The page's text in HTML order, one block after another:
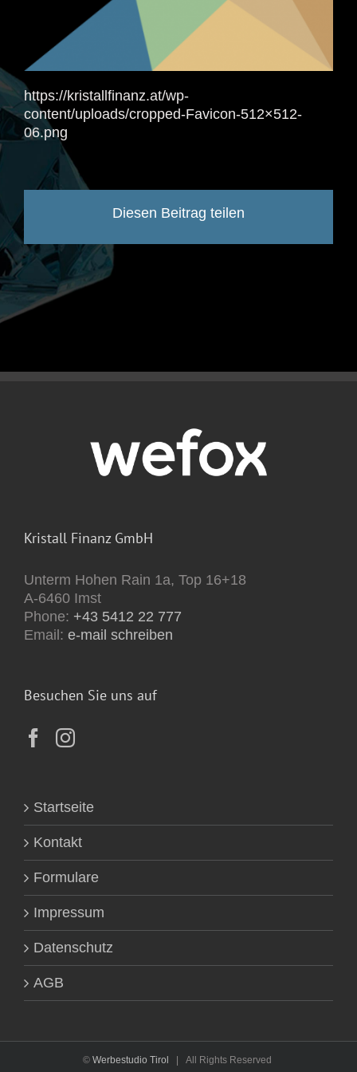
https://kristallfinanz.at/wp-
content/uploads/cropped-Favicon-512×512-
06.png
Diesen Beitrag teilen
Kristall Finanz GmbH
Unterm Hohen Rain 1a, Top 16+18
A-6460 Imst
Phone: +43 5412 22 777
Email: e-mail schreiben
Besuchen Sie uns auf
Startseite
Kontakt
Formulare
Impressum
Datenschutz
AGB
© Werbestudio Tirol | All Rights Reserved